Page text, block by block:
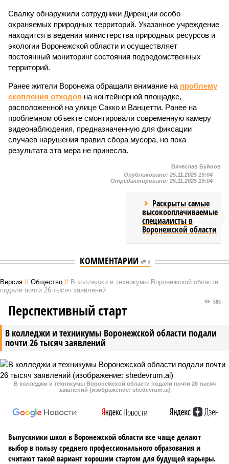
Свалку обнаружили сотрудники Дирекции особо
охраняемых природных территорий. Указанное учреждение
находится в ведении министерства природных ресурсов и
экологии Воронежской области и осуществляет
постоянный мониторинг состояния подведомственных
территорий.
Ранее жители Воронежа обращали внимание на проблему
скопления отходов на контейнерной площадке,
расположенной на улице Сакко и Ванцетти. Ранее на
проблемном объекте смонтировали современную камеру
видеонаблюдения, предназначенную для фиксации
случаев нарушения правил сбора мусора, но пока
результата эта мера не принесла.
Вячеслав Буйнов
Опубликовано: 25.11.2025 19:04
Отредактировано: 25.11.2025 19:04
Раскрыты самые
высокооплачиваемые
специалисты в
Воронежской области
КОММЕНТАРИИ 0
Версия // Общество // В колледжи и техникумы Воронежской области
подали почти 26 тысяч заявлений
В колледжи и техникумы Воронежской области подали
почти 26 тысяч заявлений
505
Перспективный старт
В колледжи и техникумы Воронежской области подали почти 26 тысяч
заявлений (изображение: shedevrum.ai)
Выпускники школ в Воронежской области все чаще делают
выбор в пользу среднего профессионального образования и
считают такой вариант хорошим стартом для будущей карьеры.